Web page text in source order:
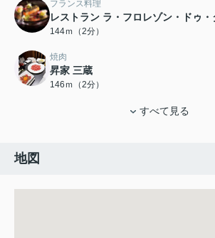
フランス料理
レストラン ラ・フロレゾン・ドゥ・
144ｍ（2分）
焼肉
昇家 三蔵
146ｍ（2分）
すべて見る
地図